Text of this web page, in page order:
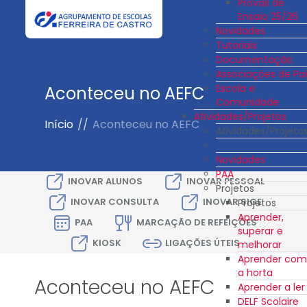
Ensaio 25/26
Novidades
Tutoriais
Documentação
Associações de
Escola e
Comunidade
Atividades/Projetos
Atividades/
Novidades
PAA
Projetos
Projetos
Aprender,
superar e
melhorar
Aprender com
a horta
Aprender a ler
DELF Scolaire
Aconteceu no AEFC
Início // Aconteceu no AEFC
INOVAR ALUNOS
INOVAR PESSOAL
INOVAR CONSULTA
INOVAR SIGE
PAA
MARCAÇÃO DE REFEIÇÕES
KIOSK
LIGAÇÕES ÚTEIS
Aconteceu no AEFC